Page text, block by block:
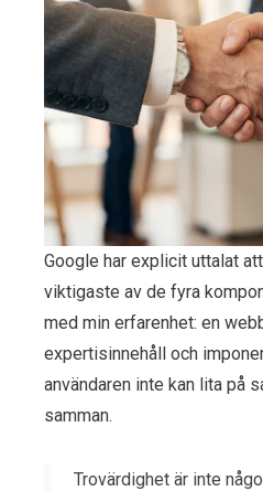
Google har explicit uttalat
viktigaste av de fyra
med min erfarenhet: en
expertisinnehåll och
användaren inte kan lita på
samman.
Trovärdighet är inte